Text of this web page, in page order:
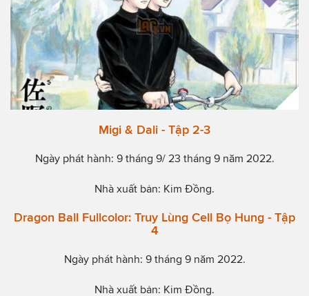
Migi & Dali - Tập 2-3
Ngày phát hành: 9 tháng 9/ 23 tháng 9 năm 2022.
Nhà xuất bản: Kim Đồng.
Dragon Ball Fullcolor: Truy Lùng Cell Bọ Hung - Tập
4
Ngày phát hành: 9 tháng 9 năm 2022.
Nhà xuất bản: Kim Đồng.